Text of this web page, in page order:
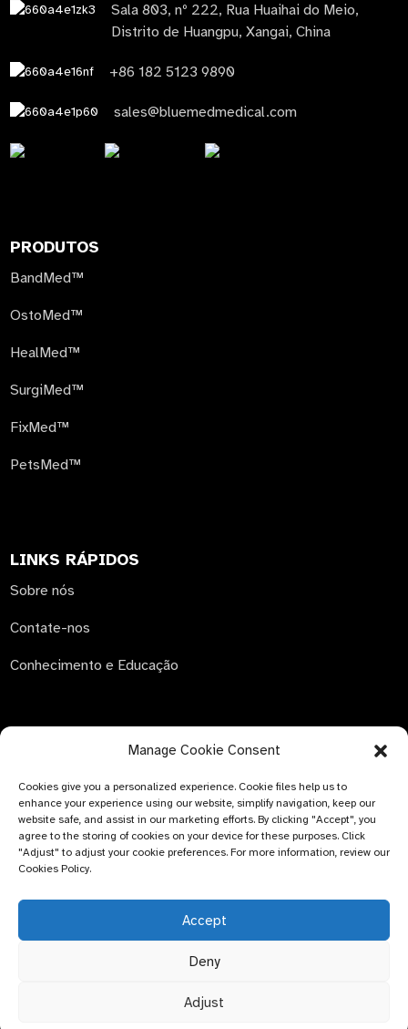
Sala 803, nº 222, Rua Huaihai do Meio,
Distrito de Huangpu, Xangai, China
+86 182 5123 9890
sales@bluemedmedical.com
PRODUTOS
BandMed™
OstoMed™
HealMed™
SurgiMed™
FixMed™
PetsMed™
LINKS RÁPIDOS
Sobre nós
Contate-nos
Conhecimento e Educação
ENVIAR CONSULTA
Não há nada melhor do que ver o resultado final. Saiba mais
sobre a Newfun e obtenha o álbum de amostras mais
recente do produto. E basta pedir mais informações.
Tópico principal
Manage Cookie Consent
Cookies give you a personalized experience. Cookie files help us to
enhance your experience using our website, simplify navigation, keep our
website safe, and assist in our marketing efforts. By clicking "Accept", you
agree to the storing of cookies on your device for these purposes. Click
"Adjust" to adjust your cookie preferences. For more information, review our
Cookies Policy.
Accept
Deny
Adjust